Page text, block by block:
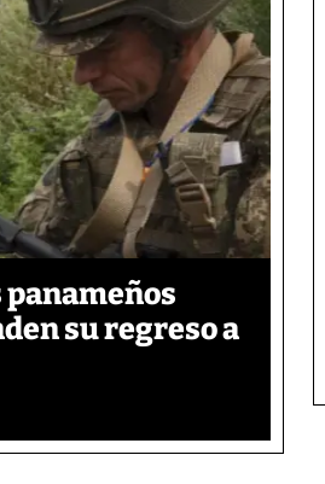
su regreso a